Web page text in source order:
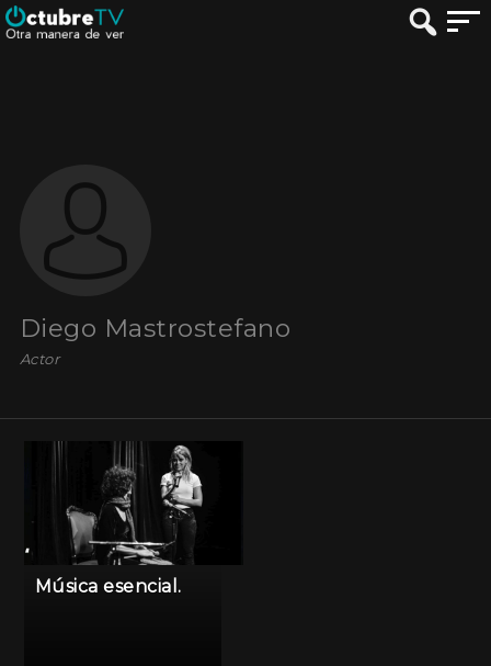
Diego Mastrostefano
Actor
Música esencial.